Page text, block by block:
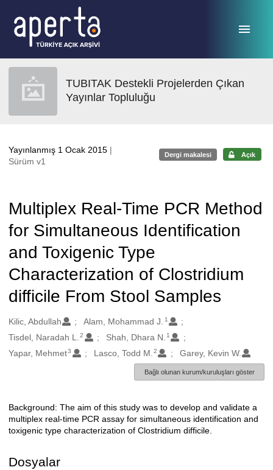
TUBITAK Destekli Projelerden Çıkan
Yayınlar Topluluğu
Yayınlanmış 1 Ocak 2015 |
Sürüm v1
Dergi makalesi Açık
Multiplex Real-Time PCR Method
for Simultaneous Identification
and Toxigenic Type
Characterization of Clostridium
difficile From Stool Samples
Oluşturanlar
Kilic, Abdullah Alam, Mohammad J. 1
Tisdel, Naradah L. 2 Shah, Dhara N. 1
Yapar, Mehmet3 Lasco, Todd M. 2 Garey, Kevin W.
Bağlı olunan kurum/kuruluşları göster
Açıklama
Background: The aim of this study was to develop and validate a
multiplex real-time PCR assay for simultaneous identification and
toxigenic type characterization of Clostridium difficile.
Dosyalar